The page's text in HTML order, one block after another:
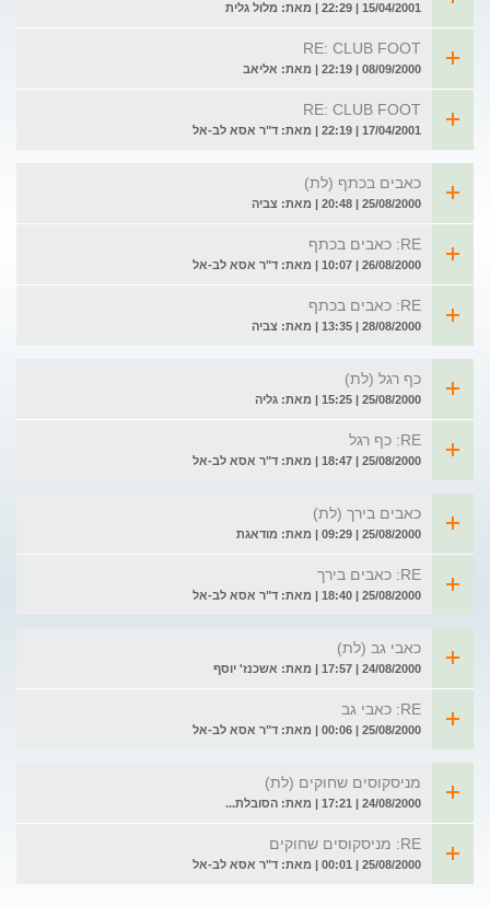
15/04/2001 | 22:29 | מאת: מלול גלית
RE: CLUB FOOT
08/09/2000 | 22:19 | מאת: אליאב
RE: CLUB FOOT
17/04/2001 | 22:19 | מאת: ד"ר אסא לב-אל
כאבים בכתף (לת)
25/08/2000 | 20:48 | מאת: צביה
RE: כאבים בכתף
26/08/2000 | 10:07 | מאת: ד"ר אסא לב-אל
RE: כאבים בכתף
28/08/2000 | 13:35 | מאת: צביה
כף רגל (לת)
25/08/2000 | 15:25 | מאת: גליה
RE: כף רגל
25/08/2000 | 18:47 | מאת: ד"ר אסא לב-אל
כאבים בירך (לת)
25/08/2000 | 09:29 | מאת: מודאגת
RE: כאבים בירך
25/08/2000 | 18:40 | מאת: ד"ר אסא לב-אל
כאבי גב (לת)
24/08/2000 | 17:57 | מאת: אשכנז' יוסף
RE: כאבי גב
25/08/2000 | 00:06 | מאת: ד"ר אסא לב-אל
מניסקוסים שחוקים (לת)
24/08/2000 | 17:21 | מאת: הסובלת...
RE: מניסקוסים שחוקים
25/08/2000 | 00:01 | מאת: ד"ר אסא לב-אל